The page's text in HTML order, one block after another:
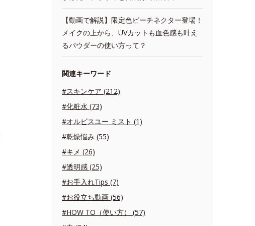
【動画で解説】限定色ピーチネクター登場！
メイクの上から、UVカットも血色感も叶え
るパウダーの使い方って？
関連キーワード
#スキンケア (212)
#化粧水 (73)
#オルビスユー ミスト (1)
#乾燥悩み (55)
#キメ (26)
#透明感 (25)
#お手入れTips (7)
#お役立ち動画 (56)
#HOW TO（使い方） (57)